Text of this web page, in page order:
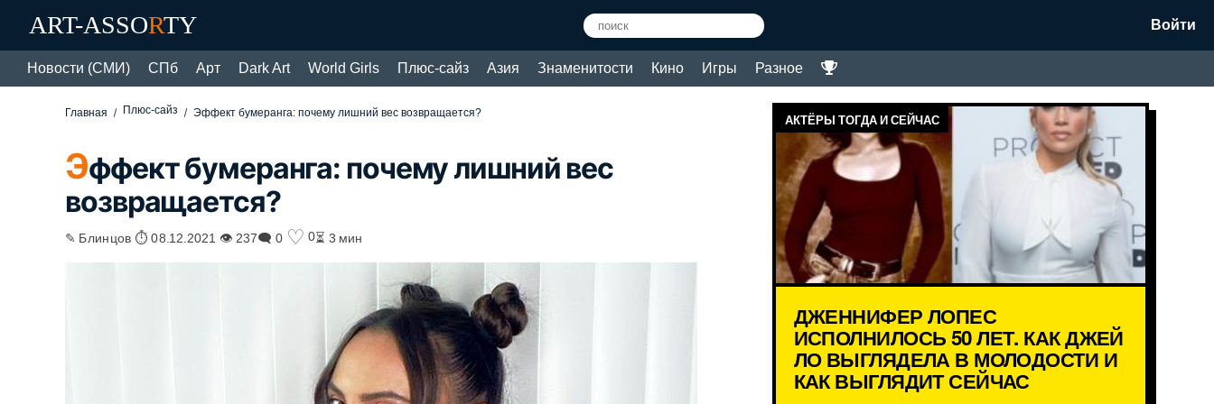
ART-ASSORTY Войти
Новости (СМИ) СПб Арт Dark Art World Girls Плюс-сайз Азия Знаменитости Кино Игры Разное
Главная Плюс-сайз Эффект бумеранга: почему лишний вес возвращается?
Эффект бумеранга: почему лишний вес
возвращается?
✎ Блинцов ⏱ 08.12.2021 👁 237🗨 0 ♡ 0⏳ 3 мин
АКТЁРЫ ТОГДА И СЕЙЧАС
ДЖЕННИФЕР ЛОПЕС
ИСПОЛНИЛОСЬ 50 ЛЕТ. КАК ДЖЕЙ
ЛО ВЫГЛЯДЕЛА В МОЛОДОСТИ И
КАК ВЫГЛЯДИТ СЕЙЧАС